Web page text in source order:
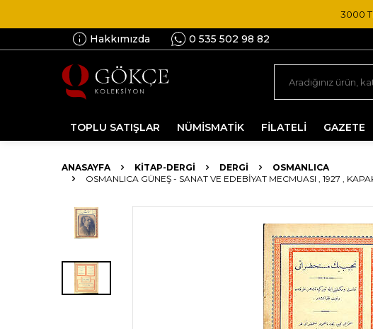
3000
Hakkımızda 0 535 502 98 82
TOPLU SATIŞLAR NÜMİSMATİK FİLATELİ GAZETE
ANASAYFA KİTAP-DERGİ DERGI
OSMANLICA
OSMANLICA GÜNEŞ - SANAT VE EDEBIYAT MECMUASI , 1927 ,